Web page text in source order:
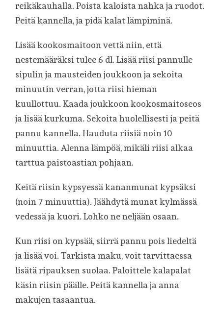
reikäkauhalla. Poista kaloista nahka ja ruodot.
Peitä kannella, ja pidä kalat lämpiminä.
Lisää kookosmaitoon vettä niin, että
nestemääräksi tulee 6 dl. Lisää riisi pannulle
sipulin ja mausteiden joukkoon ja sekoita
minuutin verran, jotta riisi hieman
kuullottuu. Kaada joukkoon kookosmaitoseos
ja lisää kurkuma. Sekoita huolellisesti ja peitä
pannu kannella. Hauduta riisiä noin 10
minuuttia. Alenna lämpöä, mikäli riisi alkaa
tarttua paistoastian pohjaan.
Keitä riisin kypsyessä kananmunat kypsäksi
(noin 7 minuuttia). Jäähdytä munat kylmässä
vedessä ja kuori. Lohko ne neljään osaan.
Kun riisi on kypsää, siirrä pannu pois liedeltä
ja lisää voi. Tarkista maku, voit tarvittaessa
lisätä ripauksen suolaa. Paloittele kalapalat
käsin riisin päälle. Peitä kannella ja anna
makujen tasaantua.